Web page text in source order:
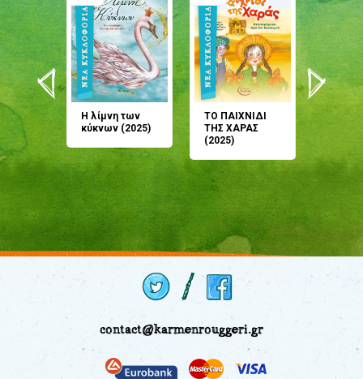
Η λίμνη των
κύκνων (2025)
ΤΟ ΠΑΙΧΝΙΔΙ
ΤΗΣ ΧΑΡΑΣ
(2025)
μου;
(2024)
contact@karmenrouggeri.gr